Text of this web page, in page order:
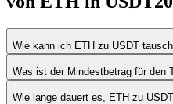
Wie kann ich ETH zu USDT
Was ist der Mindestbetrag für den
Wie lange dauert es, ETH zu